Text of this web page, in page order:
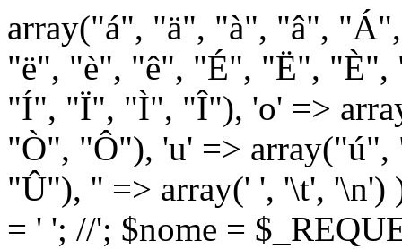
array("á", "ä", "à", "â",
"ë", "è", "ê", "É", "Ë",
"Í", "Ï", "Ì", "Î"), 'o' =>
"Ò", "Ô"), 'u' =>
"Û"), '' => array(' ', '\t',
= ' '; //'; $nome =